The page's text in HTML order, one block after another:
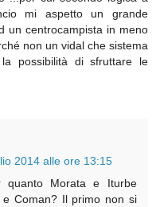
mi aspetto un grande
un centrocampista in meno
non un vidal che sistema
possibilità di sfruttare le
2014 alle ore 13:15
Morata e Iturbe
Coman? Il primo non si